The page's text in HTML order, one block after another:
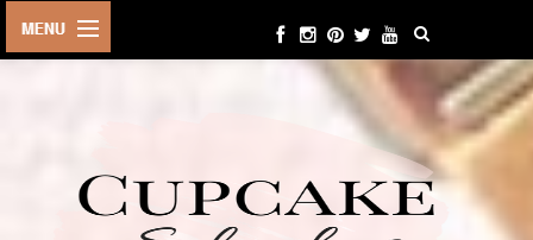
BEAUTY